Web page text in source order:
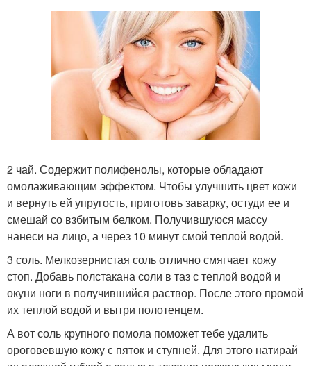
2 чай. Содержит полифенолы, которые обладают
омолаживающим эффектом. Чтобы улучшить цвет кожи
и вернуть ей упругость, приготовь заварку, остуди ее и
смешай со взбитым белком. Получившуюся массу
нанеси на лицо, а через 10 минут смой теплой водой.
3 соль. Мелкозернистая соль отлично смягчает кожу
стоп. Добавь полстакана соли в таз с теплой водой и
окуни ноги в получившийся раствор. После этого промой
их теплой водой и вытри полотенцем.
А вот соль крупного помола поможет тебе удалить
ороговевшую кожу с пяток и ступней. Для этого натирай